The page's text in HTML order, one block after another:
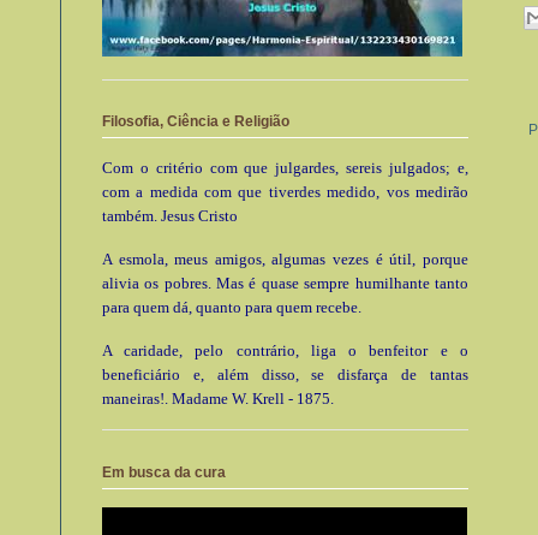
Filosofia, Ciência e Religião
Com o critério com que julgardes, sereis julgados; e,
com a medida com que tiverdes medido, vos medirão
também. Jesus Cristo
A esmola, meus amigos, algumas vezes é útil, porque
alivia os pobres. Mas é quase sempre humilhante tanto
para quem dá, quanto para quem recebe.
A caridade, pelo contrário, liga o benfeitor e o
beneficiário e, além disso, se disfarça de tantas
maneiras!. Madame W. Krell - 1875.
Em busca da cura